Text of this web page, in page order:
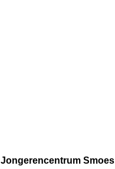
Jongerencentrum Smoes